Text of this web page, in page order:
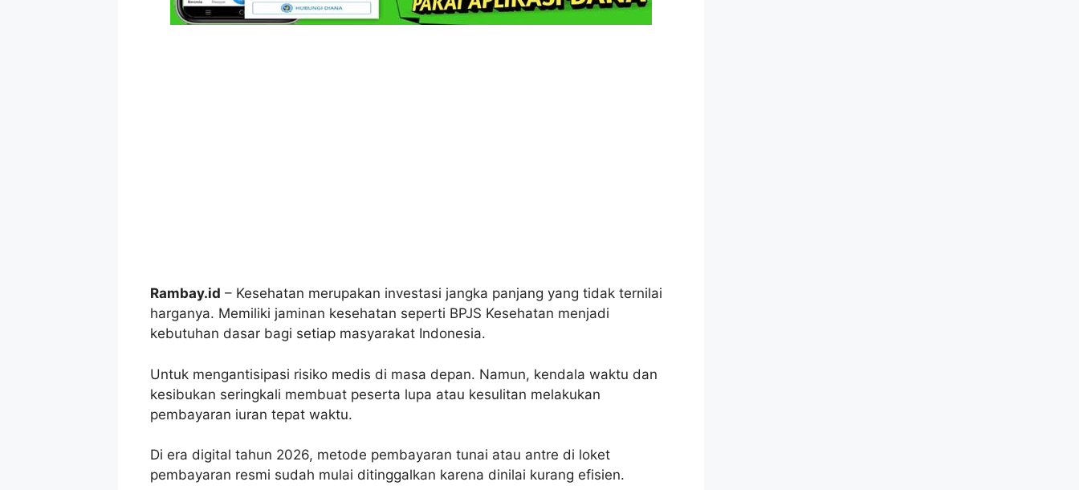
Rambay.id – Kesehatan merupakan investasi jangka panjang yang tidak ternilai
harganya. Memiliki jaminan kesehatan seperti BPJS Kesehatan menjadi
kebutuhan dasar bagi setiap masyarakat Indonesia.
Untuk mengantisipasi risiko medis di masa depan. Namun, kendala waktu dan
kesibukan seringkali membuat peserta lupa atau kesulitan melakukan
pembayaran iuran tepat waktu.
Di era digital tahun 2026, metode pembayaran tunai atau antre di loket
pembayaran resmi sudah mulai ditinggalkan karena dinilai kurang efisien.